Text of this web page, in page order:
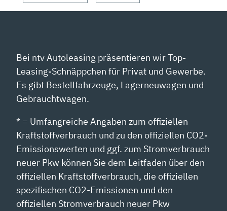
Bei ntv Autoleasing präsentieren wir Top-
Leasing-Schnäppchen für Privat und Gewerbe.
Es gibt Bestellfahrzeuge, Lagerneuwagen und
Gebrauchtwagen.
* = Umfangreiche Angaben zum offiziellen
Kraftstoffverbrauch und zu den offiziellen CO2-
Emissionswerten und ggf. zum Stromverbrauch
neuer Pkw können Sie dem Leitfaden über den
offiziellen Kraftstoffverbrauch, die offiziellen
spezifischen CO2-Emissionen und den
offiziellen Stromverbrauch neuer Pkw